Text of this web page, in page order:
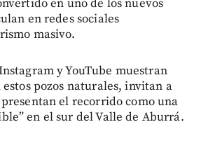
en uno de los nuevos
en redes sociales
masivo.
y YouTube muestran
pozos naturales, invitan a
el recorrido como una
en el sur del Valle de Aburrá.